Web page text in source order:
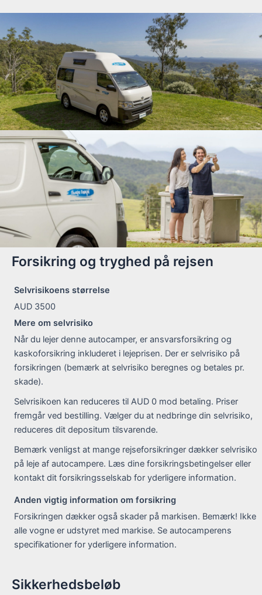
Forsikring og tryghed på rejsen
Selvrisikoens størrelse
AUD 3500
Mere om selvrisiko
Når du lejer denne autocamper, er ansvarsforsikring og
kaskoforsikring inkluderet i lejeprisen. Der er selvrisiko på
forsikringen (bemærk at selvrisiko beregnes og betales pr.
skade).
Selvrisikoen kan reduceres til AUD 0 mod betaling. Priser
fremgår ved bestilling. Vælger du at nedbringe din selvrisiko,
reduceres dit depositum tilsvarende.
Bemærk venligst at mange rejseforsikringer dækker selvrisiko
på leje af autocampere. Læs dine forsikringsbetingelser eller
kontakt dit forsikringsselskab for yderligere information.
Anden vigtig information om forsikring
Forsikringen dækker også skader på markisen. Bemærk! Ikke
alle vogne er udstyret med markise. Se autocamperens
specifikationer for yderligere information.
Sikkerhedsbeløb